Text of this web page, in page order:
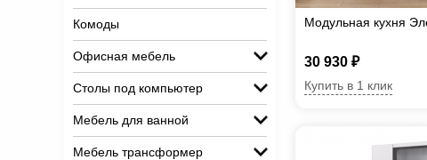
Комоды
Офисная мебель
Столы под компьютер
Мебель для ванной
Мебель трансформер
Модульная кухня
30 930 ₽
Купить в 1 клик